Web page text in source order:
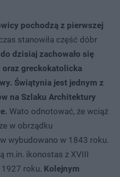
pochodzą z pierwszej
stanowiła część dóbr
dzisiaj zachowało się
greckokatolicka
Świątynia jest jednym z
na Szlaku Architektury
Wato odnotować, że wciąż
w obrządku
wybudowano w 1843 roku.
m.in. ikonostas z XVIII
roku. Kolejnym